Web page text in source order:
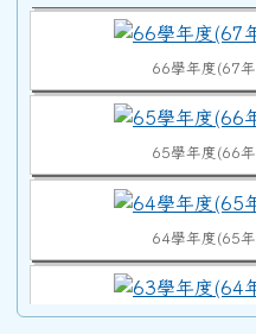
64學年度(65
63學年度(64